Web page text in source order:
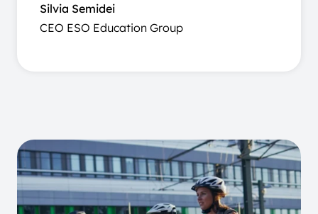
Silvia Semidei
CEO ESO Education Group